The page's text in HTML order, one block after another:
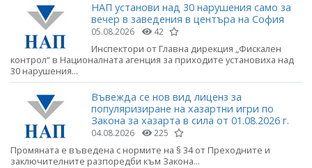
НАП установи над 30 нарушения само за
вечер в заведения в центъра на София
05.08.2026 42
Инспектори от Главна дирекция „Фискален
контрол“ в Националната агенция за приходите установиха над
30 нарушения...
Въвежда се нов вид лиценз за
популяризиране на хазартни игри по
Закона за хазарта в сила от 01.08.2026 г.
04.08.2026 225
Промяната е въведена с нормите на § 34 от Преходните и
заключителните разпоредби към Закона...